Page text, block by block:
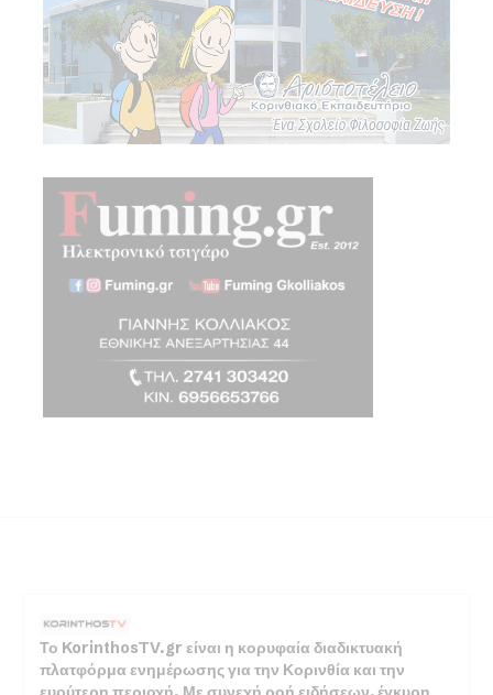
Το KorinthosTV.gr είναι η κορυφαία διαδικτυακή
πλατφόρμα ενημέρωσης για την Κορινθία και την